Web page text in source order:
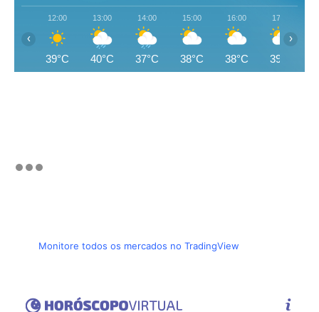
12:00
39°C
13:00
40°C
14:00
37°C
15:00
38°C
16:00
38°C
17:00
39°C
‹ ›
Monitore todos os mercados no TradingView